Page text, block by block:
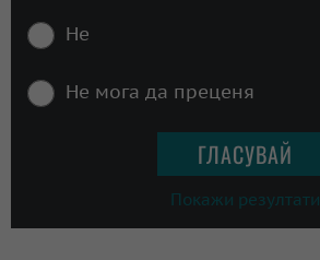
Не
Не мога да преценя
Покажи резултати